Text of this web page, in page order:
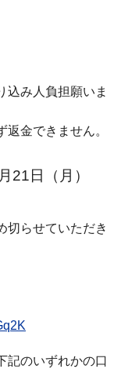
込み人負担願いま
金できません。
21日（月）
切らせていただき
記のいずれかの口